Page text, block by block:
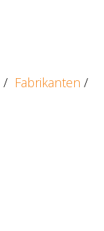
/ Fabrikanten /